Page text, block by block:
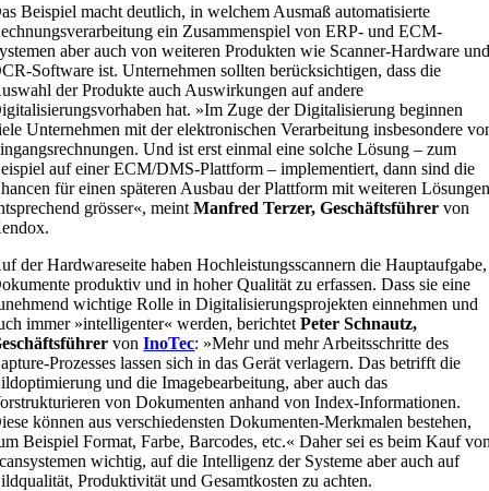
Beispiel macht deutlich, in welchem Ausmaß automatisierte
ein Zusammenspiel von ERP- und ECM-
aber auch von weiteren Produkten wie Scanner-Hardware
Software ist. Unternehmen sollten berücksichtigen, dass die
der Produkte auch Auswirkungen auf andere
hat. »Im Zuge der Digitalisierung beginnen
Unternehmen mit der elektronischen Verarbeitung insbesondere
Und ist erst einmal eine solche Lösung – zum
auf einer ECM/DMS-Plattform – implementiert, dann sind die
für einen späteren Ausbau der Plattform mit weiteren
grösser«, meint Manfred Terzer, Geschäftsführer von
der Hardwareseite haben Hochleistungsscannern die Hauptaufgabe,
produktiv und in hoher Qualität zu erfassen. Dass sie eine
wichtige Rolle in Digitalisierungsprojekten einnehmen und
immer »intelligenter« werden, berichtetPeter Schnautz,
vonInoTec: »Mehr und mehr Arbeitsschritte des
Prozesses lassen sich in das Gerät verlagern. Das betrifft die
und die Imagebearbeitung, aber auch das
von Dokumenten anhand von Index-Informationen.
können aus verschiedensten Dokumenten-Merkmalen bestehen,
Beispiel Format, Farbe, Barcodes, etc.« Daher sei es beim Kauf
wichtig, auf die Intelligenz der Systeme aber auch auf
Produktivität und Gesamtkosten zu achten.